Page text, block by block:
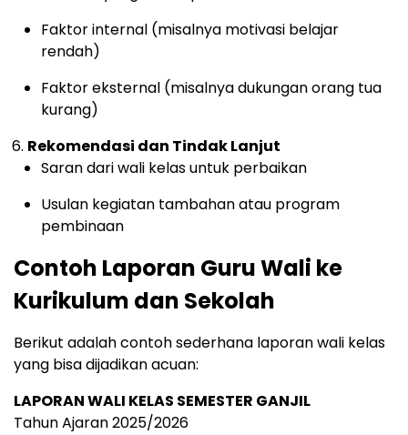
Faktor internal (misalnya motivasi belajar
rendah)
Faktor eksternal (misalnya dukungan orang tua
kurang)
Rekomendasi dan Tindak Lanjut
Saran dari wali kelas untuk perbaikan
Usulan kegiatan tambahan atau program
pembinaan
Contoh Laporan Guru Wali ke
Kurikulum dan Sekolah
Berikut adalah contoh sederhana laporan wali kelas
yang bisa dijadikan acuan:
LAPORAN WALI KELAS SEMESTER GANJIL
Tahun Ajaran 2025/2026